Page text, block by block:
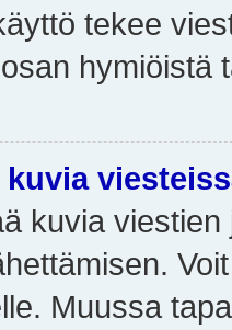
tekee
hymiöistä
kuvia
Muussa